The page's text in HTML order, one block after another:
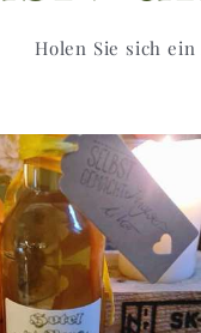
Holen Sie sich